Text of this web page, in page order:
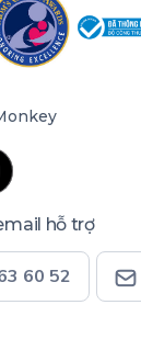
hỗ trợ
60 52